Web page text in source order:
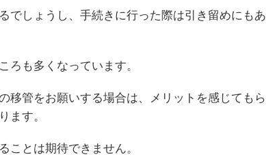
でしょうし、手続きに行った際は引き留めにもあ
ろも多くなっています。
移管をお願いする場合は、メリットを感じてもら
ます。
ことは期待できません。